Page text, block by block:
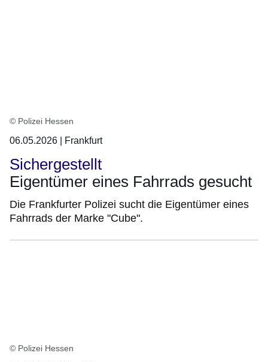
© Polizei Hessen
06.05.2026 | Frankfurt
Sichergestellt
Eigentümer eines Fahrrads gesucht
Die Frankfurter Polizei sucht die Eigentümer eines
Fahrrads der Marke "Cube".
© Polizei Hessen